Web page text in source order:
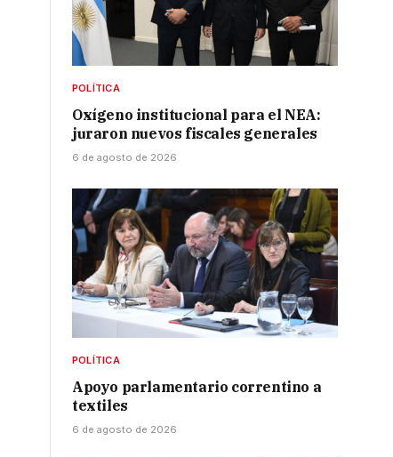
POLÍTICA
Oxígeno institucional para el NEA:
juraron nuevos fiscales generales
6 de agosto de 2026
POLÍTICA
Apoyo parlamentario correntino a
textiles
6 de agosto de 2026